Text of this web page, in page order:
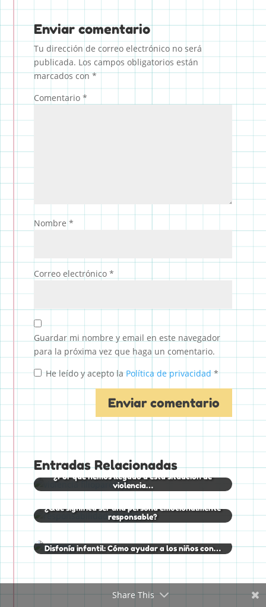
Enviar comentario
Tu dirección de correo electrónico no será
publicada. Los campos obligatorios están
marcados con*
Comentario *
Nombre *
Correo electrónico *
Guardar mi nombre y email en este navegador
para la próxima vez que haga un comentario.
He leído y acepto laPolítica de privacidad*
Entradas Relacionadas
¿Por qué hemos llegado a esta situación de
violencia…
¿Qué significa ser una persona emocionalmente
responsable?
Disfonía infantil: Cómo ayudar a los niños con…
Share This